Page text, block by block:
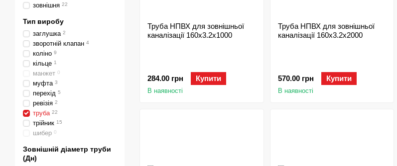
Труба НПВХ для зовнішньої
каналізації 160х3.2x1000
284.00 грн Купити
В наявності
Труба НПВХ для зовнішньої
каналізації 160х3.2x2000
570.00 грн Купити
В наявності
зовнішня 22
Тип виробу
заглушка 2
зворотній клапан 4
коліно 9
кільце 1
манжет 0
муфта 3
перехід 5
ревізія 2
труба 22
трійник 15
шибер 0
Зовнішній діаметр труби
(Дн)